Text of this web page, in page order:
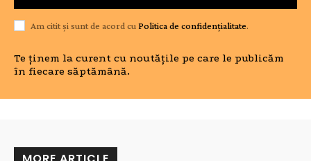
Am citit și sunt de acord cu Politica de confidențialitate.
Te ținem la curent cu noutățile pe care le publicăm
în fiecare săptămână.